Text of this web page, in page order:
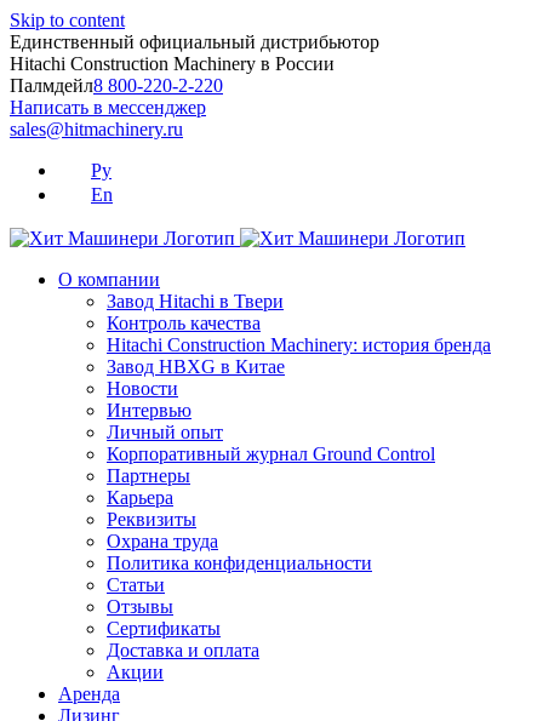
Skip to content
Единственный официальный дистрибьютор
Hitachi Construction Machinery в России
Палмдейл8 800-220-2-220
Написать в мессенджер
sales@hitmachinery.ru
Ру
En
О компании
Завод Hitachi в Твери
Контроль качества
Hitachi Construction Machinery: история бренда
Завод HBXG в Китае
Новости
Интервью
Личный опыт
Корпоративный журнал Ground Control
Партнеры
Карьера
Реквизиты
Охрана труда
Политика конфиденциальности
Статьи
Отзывы
Сертификаты
Доставка и оплата
Акции
Аренда
Лизинг